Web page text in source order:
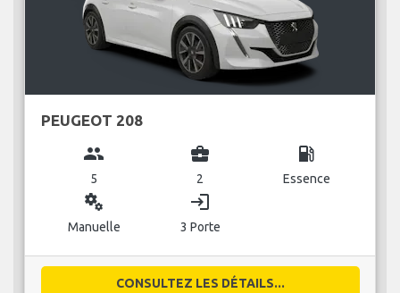
PEUGEOT 208
group
5
business_center
2
local_gas_station
Essence
miscellaneous_services
Manuelle
login
3 Porte
CONSULTEZ LES DÉTAILS...